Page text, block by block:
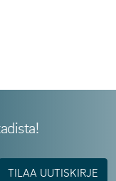
TILAA UUTISKIRJE